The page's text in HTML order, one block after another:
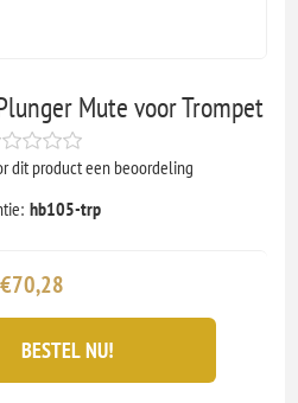
Mute voor Trompet
dit product een beoordeling
hb105-trp
€70,28
BESTEL NU!